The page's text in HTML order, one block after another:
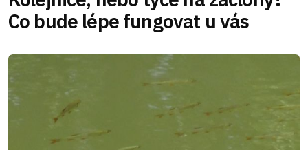
Co bude lépe fungovat u vás